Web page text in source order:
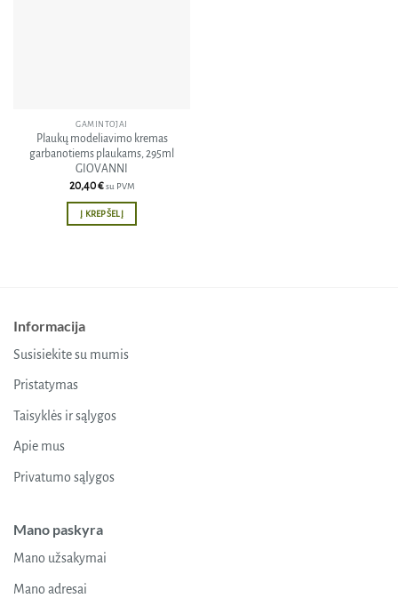
GAMINTOJAI
Plaukų modeliavimo kremas
garbanotiems plaukams, 295ml
GIOVANNI
20,40€ su PVM
Į KREPŠELĮ
Informacija
Susisiekite su mumis
Pristatymas
Taisyklės ir sąlygos
Apie mus
Privatumo sąlygos
Mano paskyra
Mano užsakymai
Mano adresai